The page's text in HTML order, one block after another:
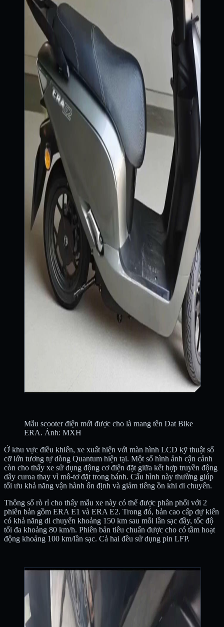
Mẫu scooter điện mới được cho là mang tên Dat Bike
ERA. Ảnh: MXH
Ở khu vực điều khiển, xe xuất hiện với màn hình LCD kỹ thuật số
cỡ lớn tương tự dòng Quantum hiện tại. Một số hình ảnh cận cảnh
còn cho thấy xe sử dụng động cơ điện đặt giữa kết hợp truyền động
dây curoa thay vì mô-tơ đặt trong bánh. Cấu hình này thường giúp
tối ưu khả năng vận hành ổn định và giảm tiếng ồn khi di chuyển.
Thông số rò rỉ cho thấy mẫu xe này có thể được phân phối với 2
phiên bản gồm ERA E1 và ERA E2. Trong đó, bản cao cấp dự kiến
có khả năng di chuyển khoảng 150 km sau mỗi lần sạc đầy, tốc độ
tối đa khoảng 80 km/h. Phiên bản tiêu chuẩn được cho có tầm hoạt
động khoảng 100 km/lần sạc. Cả hai đều sử dụng pin LFP.